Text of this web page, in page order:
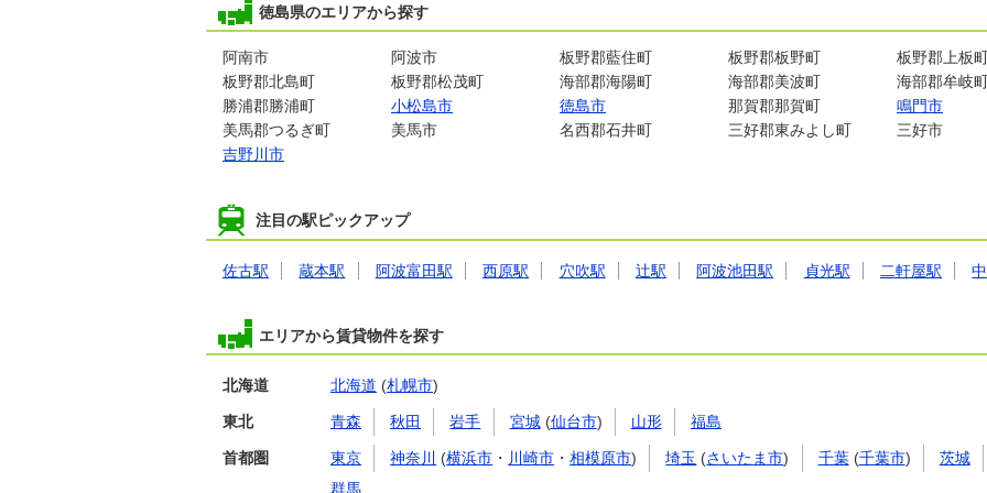
徳島県のエリアから探す
阿南市 阿波市 板野郡藍住町 板野郡板野町
板野郡上板
板野郡北島町
板野郡松茂町 海部郡海陽町 海部郡美波町
海部郡牟岐
勝浦郡勝浦町
小松島市 徳島市 那賀郡那賀町
鳴門市
美馬郡つるぎ町
美馬市 名西郡石井町 三好郡東みよし町
三好市
吉野川市
注目の駅ピックアップ
佐古駅 蔵本駅 阿波富田駅 西原駅 穴吹駅 辻駅 阿波池田駅 貞光駅 二軒屋駅
エリアから賃貸物件を探す
北海道 北海道 (札幌市)
東北 青森 秋田 岩手 宮城(仙台市) 山形 福島
首都圏 東京 神奈川 (横浜市 ・ 川崎市 ・相模原市) 埼玉 (さいたま市) 千葉(千葉市) 茨城
群馬